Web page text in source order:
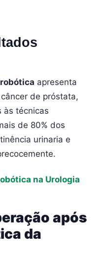
apresenta
de próstata,
às técnicas
de 80% dos
urinaria e
na Urologia
após
da